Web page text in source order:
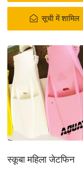
सूची में शामिल
स्कूबा महिला जेटफिन